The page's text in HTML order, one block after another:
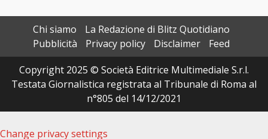
Chi siamo
La Redazione di Blitz Quotidiano
Pubblicità
Privacy policy Disclaimer
Feed
Copyright 2025 © Società Editrice Multimediale S.r.l.
Testata Giornalistica registrata al Tribunale di Roma al
n°805 del 14/12/2021
Change privacy settings